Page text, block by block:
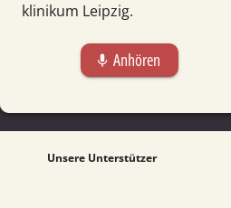
klini­kum Leipzig.
mic Anhören
Unsere Unterstützer